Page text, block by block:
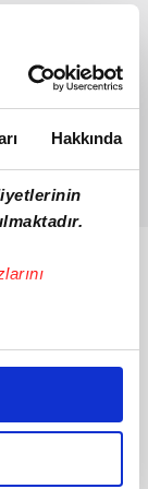
Hakkında
yaparken
sunmak
adına
noktada,